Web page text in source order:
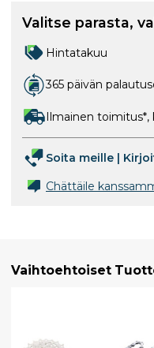
Valitse parasta,
Hintatakuu
365 päivän
Ilmainen
Soita meille |
Chättäile
Vaihtoehtoiset